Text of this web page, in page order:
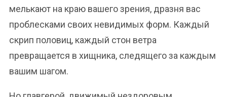
мелькают на краю вашего зрения, дразня вас
проблесками своих невидимых форм. Каждый
скрип половиц, каждый стон ветра
превращается в хищника, следящего за каждым
вашим шагом.